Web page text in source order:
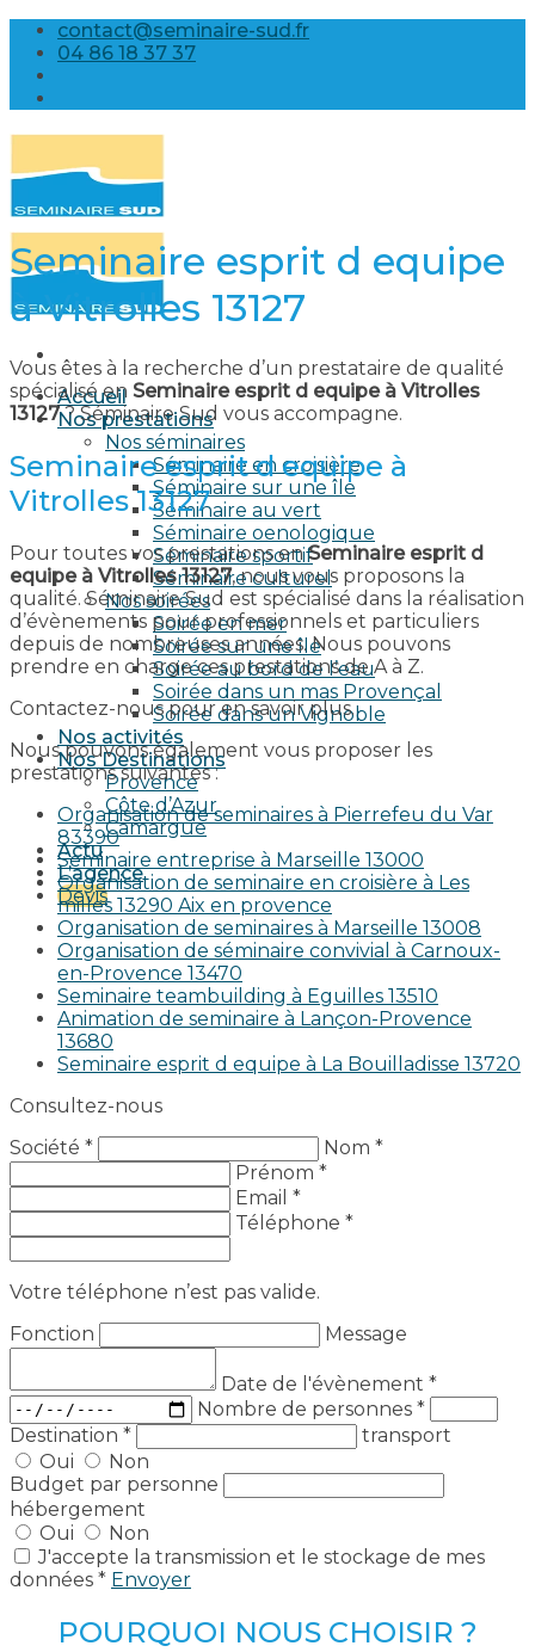
Skip
content
contact@seminaire-sud.fr
04 86 18 37 37
Accueil
Nos prestations
Nos séminaires
Séminaire en croisière
Séminaire sur une île
Séminaire au vert
Séminaire oenologique
Séminaire sportif
Séminaire culturel
Nos soirées
Soirée en mer
Soirée sur une île
Soirée au bord de l’eau
Soirée dans un mas Provençal
Soirée dans un Vignoble
Nos activités
Nos Destinations
Provence
Côte d’Azur
Camargue
Actu
L’agence
Devis
Seminaire esprit d equipe
à Vitrolles 13127
Vous êtes à la recherche d’un prestataire de qualité
spécialisé en Seminaire esprit d equipe à Vitrolles
13127? Séminaire Sud vous accompagne.
Seminaire esprit d equipe à
Vitrolles 13127
Pour toutes vos prestations enSeminaire esprit d
equipe à Vitrolles 13127, nous vous proposons la
qualité. Séminaire Sud est spécialisé dans la réalisation
d’évènements pour professionnels et particuliers
depuis de nombreuses années. Nous pouvons
prendre en charge ces prestations de A à Z.
Contactez-nous pour en savoir plus.
Nous pouvons également vous proposer les
prestations suivantes :
Organisation de seminaires à Pierrefeu du Var
83390
Seminaire entreprise à Marseille 13000
Organisation de seminaire en croisière à Les
milles 13290 Aix en provence​
Organisation de seminaires à Marseille 13008
Organisation de séminaire convivial à Carnoux-
en-Provence 13470
Seminaire teambuilding à Eguilles 13510
Animation de seminaire à Lançon-Provence
13680
Seminaire esprit d equipe à La Bouilladisse 13720
Consultez-nous
Société *
Nom *
Prénom *
Email *
Téléphone *
Votre téléphone n’est pas valide.
Fonction
Message
Date de l'évènement *
Nombre de personnes *
Destination *
transport
Oui
Non
Budget par personne
hébergement
Oui
Non
J'accepte la transmission et le stockage de mes
données * Envoyer
POURQUOI NOUS CHOISIR ?